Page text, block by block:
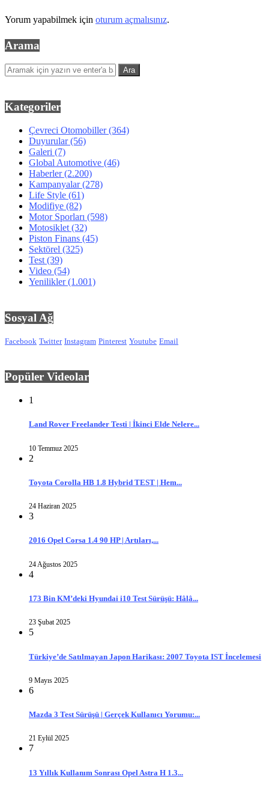
Yorum yapabilmek için oturum açmalısınız.
Arama
Kategoriler
Çevreci Otomobiller(364)
Duyurular(56)
Galeri (7)
Global Automotive (46)
Haberler(2.200)
Kampanyalar(278)
Life Style (61)
Modifiye (82)
Motor Sporları (598)
Motosiklet (32)
Piston Finans (45)
Sektörel (325)
Test (39)
Video (54)
Yenilikler(1.001)
Sosyal Ağ
Facebook Twitter Instagram Pinterest Youtube Email
Popüler Videolar
1
Land Rover Freelander Testi | İkinci Elde Nelere...
10 Temmuz 2025
2
Toyota Corolla HB 1.8 Hybrid TEST | Hem...
24 Haziran 2025
3
2016 Opel Corsa 1.4 90 HP | Artıları,...
24 Ağustos 2025
4
173 Bin KM’deki Hyundai i10 Test Sürüşü: Hâlâ...
23 Şubat 2025
5
Türkiye’de Satılmayan Japon Harikası: 2007 Toyota IST İncelemesi
9 Mayıs 2025
6
Mazda 3 Test Sürüşü | Gerçek Kullanıcı Yorumu:...
21 Eylül 2025
7
13 Yıllık Kullanım Sonrası Opel Astra H 1.3...